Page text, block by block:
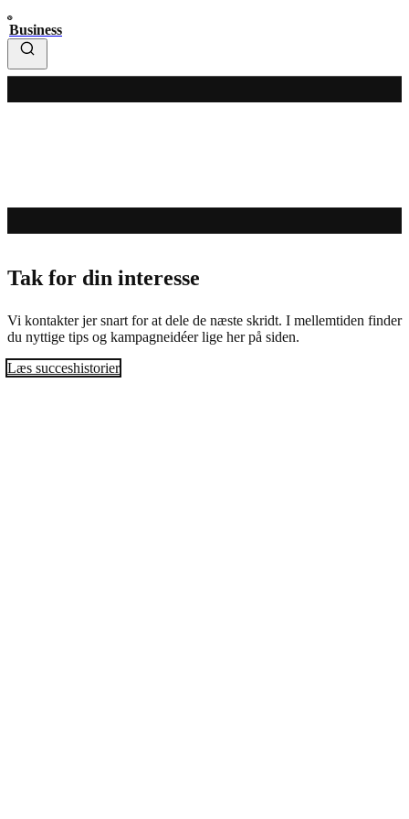
Business
Tak for din interesse
Vi kontakter jer snart for at dele de næste skridt. I mellemtiden finder
du nyttige tips og kampagneidéer lige her på siden.
Læs succeshistorier